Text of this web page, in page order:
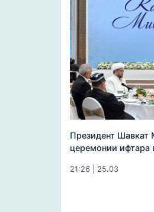
Президент Шавкат
церемонии ифтара
21:26 | 25.03